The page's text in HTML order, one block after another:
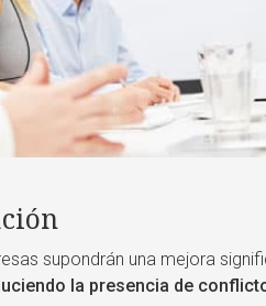
supondrán una mejora
la presencia de